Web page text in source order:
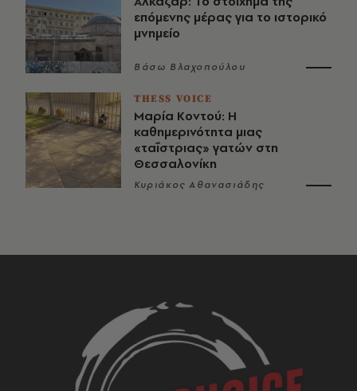
επόμενης μέρας για το ιστορικό
μνημείο
Βάσω Βλαχοπούλου
THESS VOICE
Μαρία Κοντού: Η
καθημερινότητα μιας
«ταΐστριας» γατών στη
Θεσσαλονίκη
Κυριάκος Αθανασιάδης